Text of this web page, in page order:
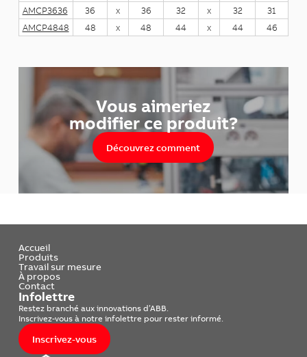
AMCP3636
36 x 36 32 x 32
31
AMCP4848
48 x 48 44 x 44 46
Vous aimeriez
modifier ce produit?
Découvrez comment
Accueil
Produits
Travail sur mesure
À propos
Contact
Infolettre
Restez branché aux innovations d’ABB.
Inscrivez-vous à notre infolettre pour rester informé.
Inscrivez-vous